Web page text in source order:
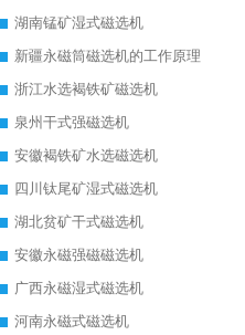
湖南锰矿湿式磁选机
新疆永磁筒磁选机的工作原理
浙江水选褐铁矿磁选机
泉州干式强磁选机
安徽褐铁矿水选磁选机
四川钛尾矿湿式磁选机
湖北贫矿干式磁选机
安徽永磁强磁磁选机
广西永磁湿式磁选机
河南永磁式磁选机